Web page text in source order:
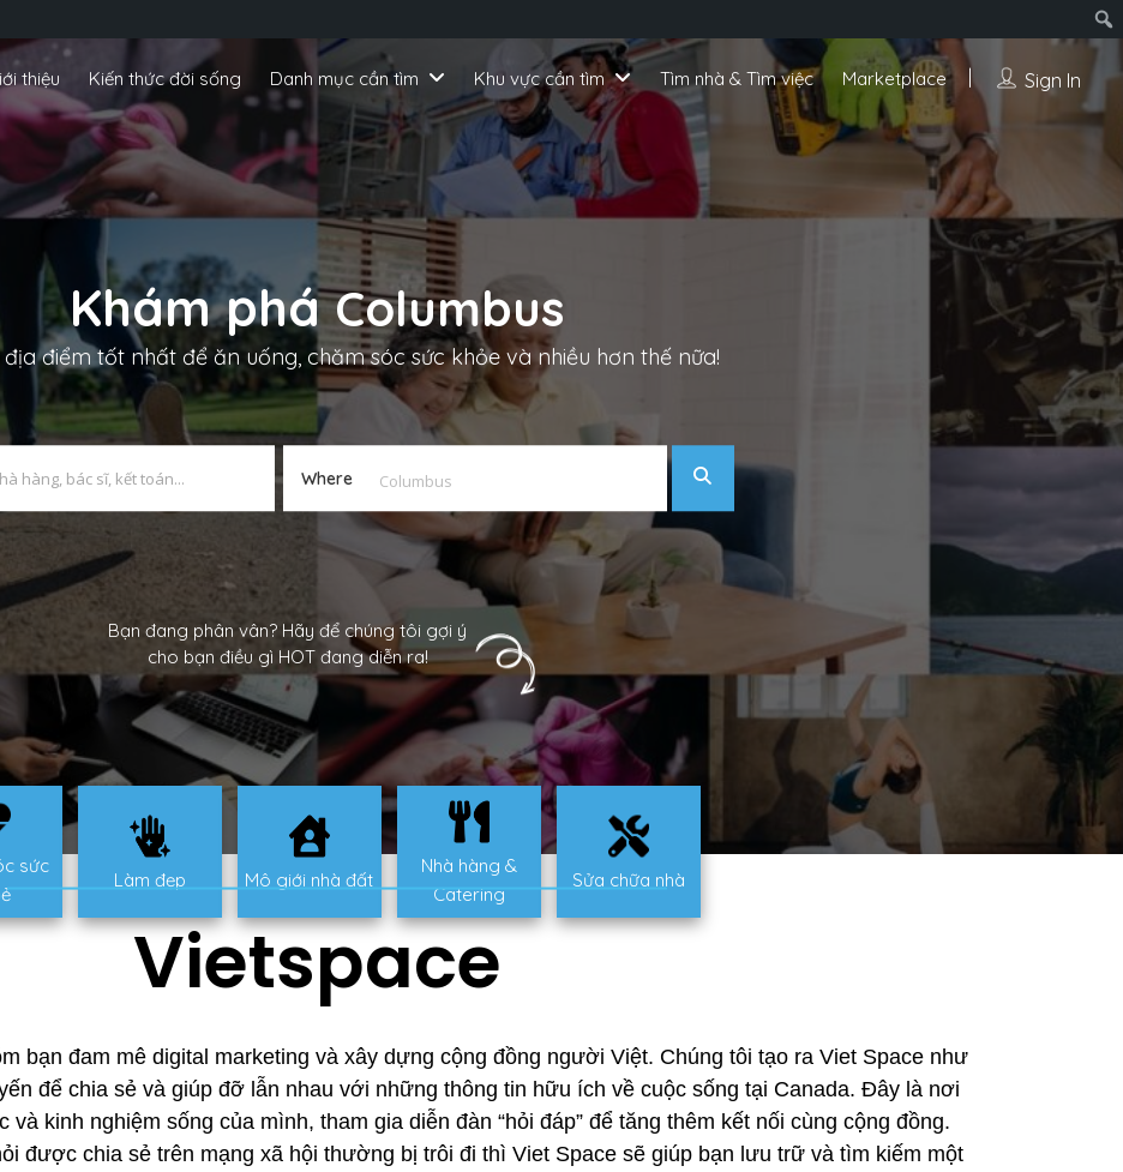
Sign In
thiệu Kiến thức đời sống Danh mục cần tìm Khu vực cần tìm Tìm nhà & Tìm việc Marketplace
Khám pháColumbus
địa điểm tốt nhất để ăn uống, chăm sóc sức khỏe và nhiều hơn thế nữa!
Where
Bạn đang phân vân? Hãy để chúng tôi gợi ý
cho bạn điều gì HOT đang diễn ra!
sức
Làm đẹp Mô giới nhà đất
Nhà hàng &
Catering
Sửa chữa nhà
Vietspace
bạn đam mê digital marketing và xây dựng cộng đồng người Việt. Chúng tôi tạo ra Viet Space như
để chia sẻ và giúp đỡ lẫn nhau với những thông tin hữu ích về cuộc sống tại Canada. Đây là nơi
kinh nghiệm sống của mình, tham gia diễn đàn “hỏi đáp” để tăng thêm kết nối cùng cộng đồng.
được chia sẻ trên mạng xã hội thường bị trôi đi thì Viet Space sẽ giúp bạn lưu trữ và tìm kiếm một